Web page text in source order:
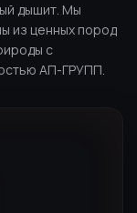
дышит. Мы
из ценных пород
с
АП-ГРУПП.